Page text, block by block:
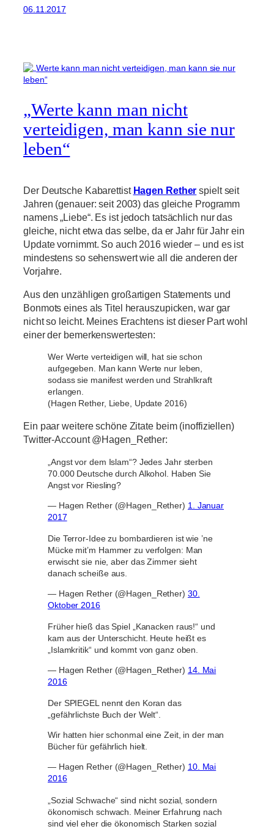
06.11.2017
„Werte kann man nicht
verteidigen, man kann sie nur
leben“
Der Deutsche Kabarettist Hagen Rether spielt seit
Jahren (genauer: seit 2003) das gleiche Programm
namens „Liebe“. Es ist jedoch tatsächlich nur das
gleiche, nicht etwa das selbe, da er Jahr für Jahr ein
Update vornimmt. So auch 2016 wieder – und es ist
mindestens so sehenswert wie all die anderen der
Vorjahre.
Aus den unzähligen großartigen Statements und
Bonmots eines als Titel herauszupicken, war gar
nicht so leicht. Meines Erachtens ist dieser Part wohl
einer der bemerkenswertesten:
Wer Werte verteidigen will, hat sie schon
aufgegeben. Man kann Werte nur leben,
sodass sie manifest werden und Strahlkraft
erlangen.
(Hagen Rether, Liebe, Update 2016)
Ein paar weitere schöne Zitate beim (inoffiziellen)
Twitter-Account @Hagen_Rether:
„Angst vor dem Islam“? Jedes Jahr sterben
70.000 Deutsche durch Alkohol. Haben Sie
Angst vor Riesling?
— Hagen Rether (@Hagen_Rether) 1. Januar
2017
Die Terror-Idee zu bombardieren ist wie ’ne
Mücke mit’m Hammer zu verfolgen: Man
erwischt sie nie, aber das Zimmer sieht
danach scheiße aus.
— Hagen Rether (@Hagen_Rether) 30.
Oktober 2016
Früher hieß das Spiel „Kanacken raus!“ und
kam aus der Unterschicht. Heute heißt es
„Islamkritik“ und kommt von ganz oben.
— Hagen Rether (@Hagen_Rether) 14. Mai
2016
Der SPIEGEL nennt den Koran das
„gefährlichste Buch der Welt“.
Wir hatten hier schonmal eine Zeit, in der man
Bücher für gefährlich hielt.
— Hagen Rether (@Hagen_Rether) 10. Mai
2016
„Sozial Schwache“ sind nicht sozial, sondern
ökonomisch schwach. Meiner Erfahrung nach
sind viel eher die ökonomisch Starken sozial